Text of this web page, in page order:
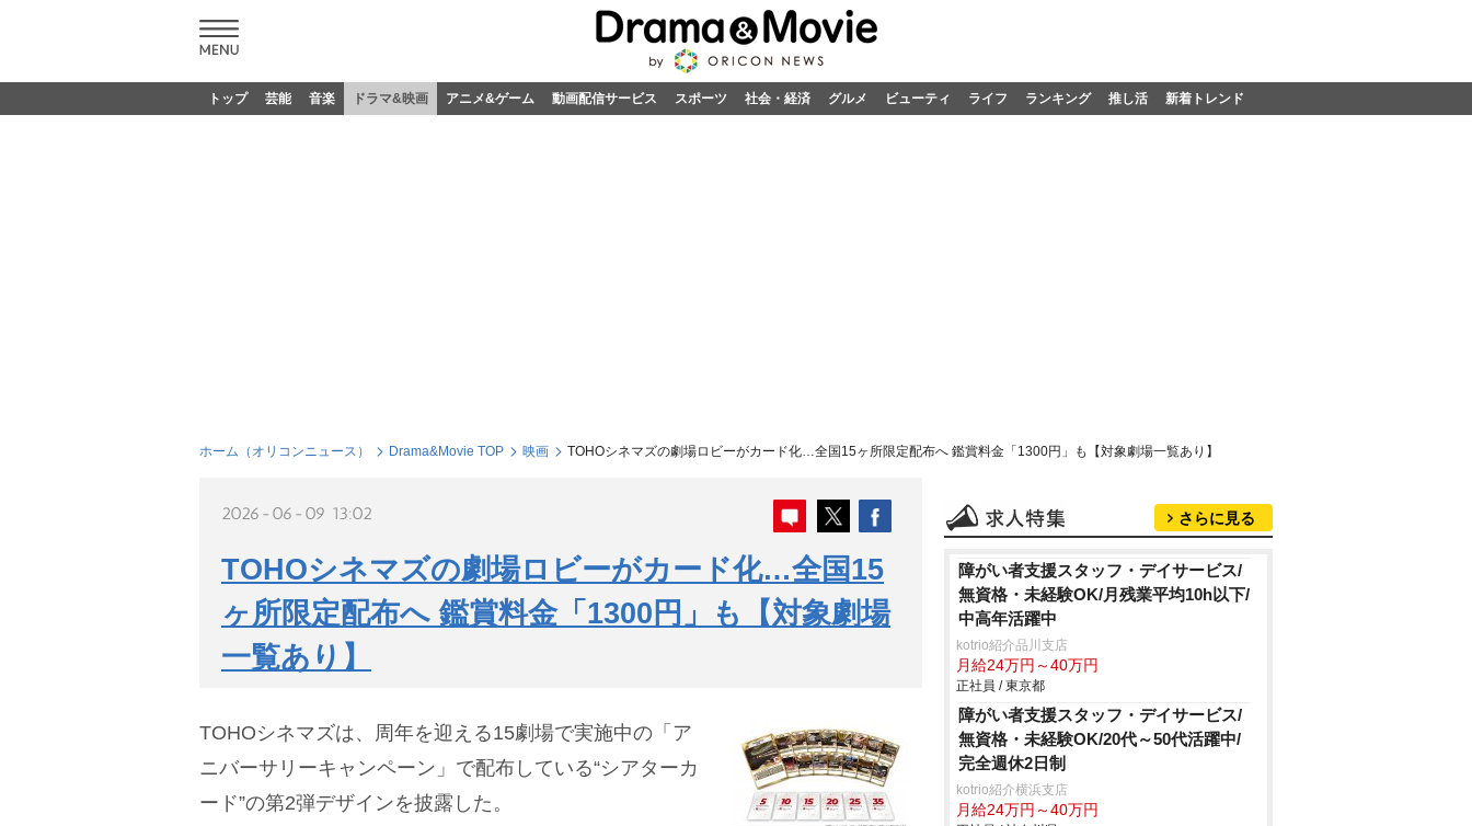
トップ 芸能 音楽 ドラマ&映画 アニメ&ゲーム 動画配信サービス スポーツ 社会・経済 グルメ ビューティ ライフ ランキング 推し活 新着トレンド
ホーム（オリコンニュース） Drama&Movie TOP 映画 TOHOシネマズの劇場ロビーがカード化…全国15ヶ所限定配布へ 鑑賞料金「1300円」も【対象劇場一覧あり】
2026-06-09 13:02
TOHOシネマズの劇場ロビーがカード化…全国15
ヶ所限定配布へ 鑑賞料金「1300円」も【対象劇場
一覧あり】
TOHOシネマズは、周年を迎える15劇場で実施中の「ア
ニバーサリーキャンペーン」で配布している“シアターカ
ード”の第2弾デザインを披露した。
さらに見る
障がい者支援スタッフ・デイサービス/
無資格・未経験OK/月残業平均10h以下/
中高年活躍中
kotrio紹介品川支店
月給24万円～40万円
正社員 / 東京都
障がい者支援スタッフ・デイサービス/
無資格・未経験OK/20代～50代活躍中/
完全週休2日制
kotrio紹介横浜支店
月給24万円～40万円